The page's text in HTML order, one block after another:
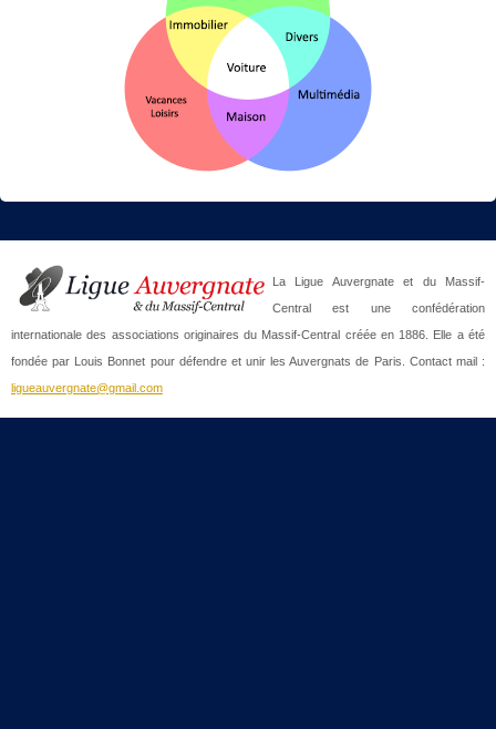
La Ligue Auvergnate et du Massif-
Central est une confédération
internationale des associations originaires du Massif-Central créée en 1886. Elle a été
fondée par Louis Bonnet pour défendre et unir les Auvergnats de Paris. Contact mail :
ligueauvergnate@gmail.com